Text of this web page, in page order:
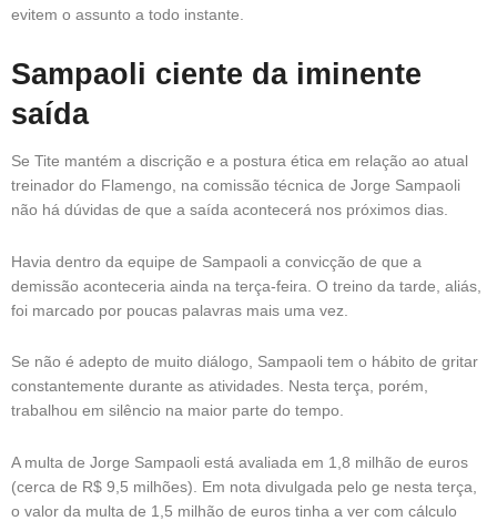
evitem o assunto a todo instante.
Sampaoli ciente da iminente
saída
Se Tite mantém a discrição e a postura ética em relação ao atual
treinador do Flamengo, na comissão técnica de Jorge Sampaoli
não há dúvidas de que a saída acontecerá nos próximos dias.
Havia dentro da equipe de Sampaoli a convicção de que a
demissão aconteceria ainda na terça-feira. O treino da tarde, aliás,
foi marcado por poucas palavras mais uma vez.
Se não é adepto de muito diálogo, Sampaoli tem o hábito de gritar
constantemente durante as atividades. Nesta terça, porém,
trabalhou em silêncio na maior parte do tempo.
A multa de Jorge Sampaoli está avaliada em 1,8 milhão de euros
(cerca de R$ 9,5 milhões). Em nota divulgada pelo ge nesta terça,
o valor da multa de 1,5 milhão de euros tinha a ver com cálculo